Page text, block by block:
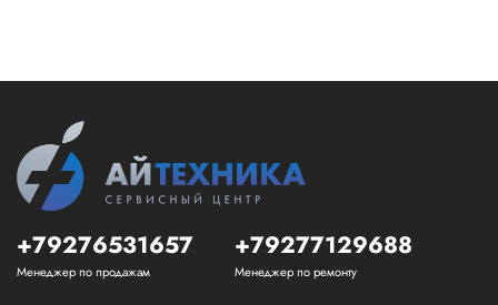
+79276531657
Менеджер по продажам
+79277129688
Менеджер по ремонту